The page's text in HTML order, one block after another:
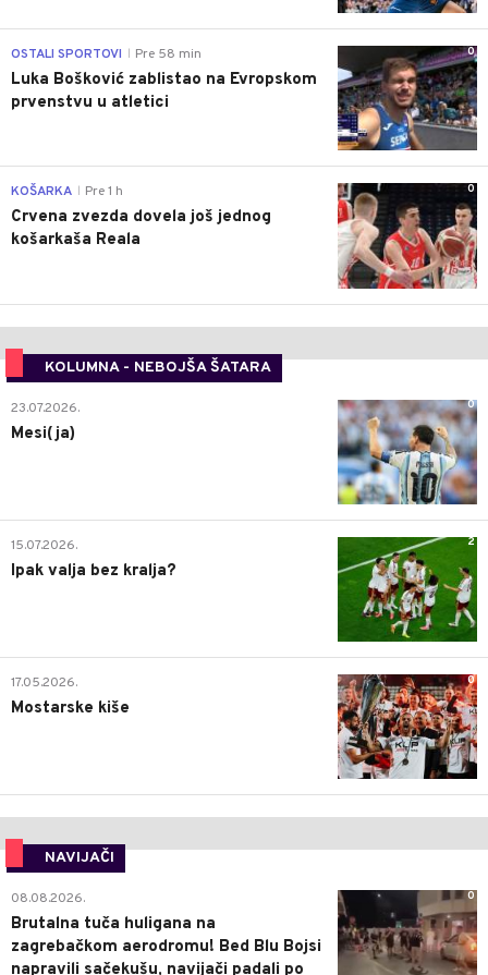
0
OSTALI SPORTOVI Pre 58 min
Luka Bošković zablistao na Evropskom
prvenstvu u atletici
0
KOŠARKA Pre 1 h
Crvena zvezda dovela još jednog
košarkaša Reala
KOLUMNA - NEBOJŠA ŠATARA
0
23.07.2026.
Mesi(ja)
2
15.07.2026.
Ipak valja bez kralja?
0
17.05.2026.
Mostarske kiše
NAVIJAČI
0
08.08.2026.
Brutalna tuča huligana na
zagrebačkom aerodromu! Bed Blu Bojsi
napravili sačekušu, navijači padali po